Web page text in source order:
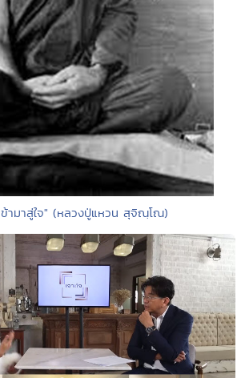
ข้ามาสู่ใจ" (หลวงปู่แหวน สุจิณฺโณ)